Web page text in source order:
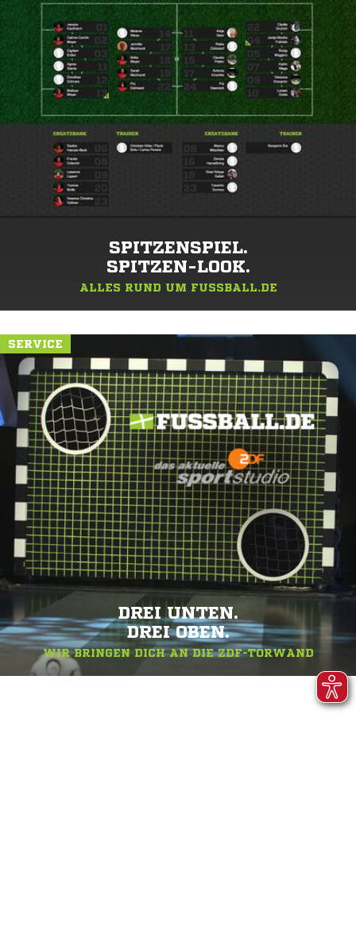
SPITZENSPIEL.
SPITZEN-LOOK.
ALLES RUND UM FUSSBALL.DE
SERVICE
DREI UNTEN.
DREI OBEN.
WIR BRINGEN DICH AN DIE ZDF-TORWAND